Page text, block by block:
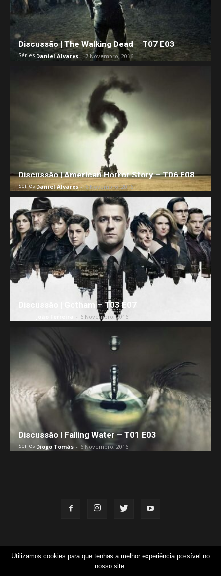
Discussão | The Walking Dead – T07 E03
SériesDaniel Alvares - 7 Novembro, 2016
Discussão | American Horror Story – T06 E08
SériesDaniel Alvares - 6 Novembro, 2016
Discussão | Gotham – T03 E07
- 6 Novembro, 2016
Discussão l Falling Water – T01 E03
Séries Diogo Tomás - 6 Novembro, 2016
Equipa Contacto FAQ Candidaturas Termos e Condições
Utilizamos cookies para que tenhas a melhor experiência possível no
nosso site.